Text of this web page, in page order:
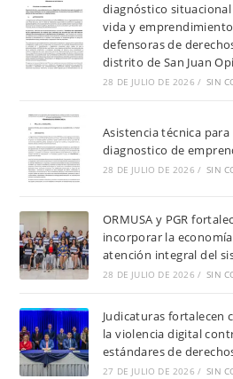
diagnóstico
vida y
defensoras de
distrito de San Juan
28 DE JULIO DE 2026 / SIN
Asistencia técnica
diagnostico de
28 DE JULIO DE 2026 / SIN
ORMUSA y PGR
incorporar la
atención integral del
28 DE JULIO DE 2026 / SIN
Judicaturas fortalecen
la violencia digital
estándares de
27 DE JULIO DE 2026 / SIN